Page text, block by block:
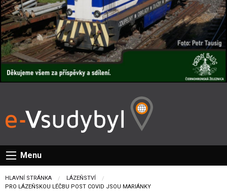
Menu
HLAVNÍ STRÁNKA
LÁZEŇSTVÍ
CURRENT:
PRO LÁZEŇSKOU LÉČBU POST COVID JSOU MARIÁNKY